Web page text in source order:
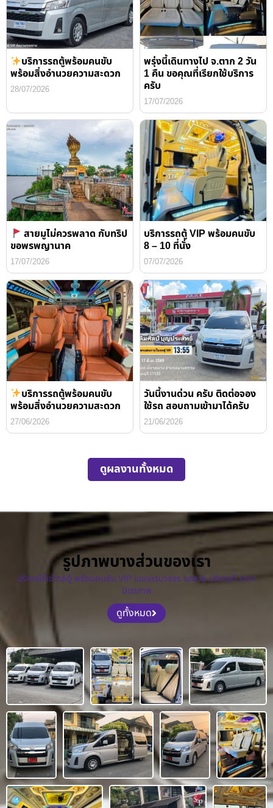
บริการรถตู้พร้อมคนขับ
พร้อมสิ่งอำนวยความสะดวก
28/07/2026
พรุ่งนี้เดินทางไป จ.ตาก 2 วัน
1 คืน ขอคุณที่เรียกใช้บริการ
ครับ
17/07/2026
สายมูไม่ควรพลาด กับทริป
ขอพรพญานาค
17/07/2026
บริการรถตู้ VIP พร้อมคนขับ
8 – 10 ที่นั่ง
07/07/2026
บริการรถตู้พร้อมคนขับ
พร้อมสิ่งอำนวยความสะดวก
27/06/2026
วันนี้งานด่วน ครับ ติดต่อจอง
ใช้รถ สอบถามเข้ามาได้ครับ
21/06/2026
ดูผลงานทั้งหมด
รูปภาพบางส่วนของเรา
บริการให้เช่ารถตู้ พร้อมคนขับ VIP แบบครบวงจร รถสวย บริการดี ราคา
มิตรภาพ
ดูทั้งหมด